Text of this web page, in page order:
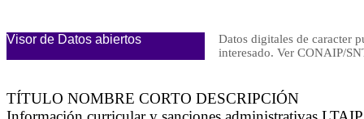
Visor de Datos abiertos
Datos digitales de caracter
interesado. Ver CONAIP/
TÍTULO NOMBRE CORTO DESCRIPCIÓN